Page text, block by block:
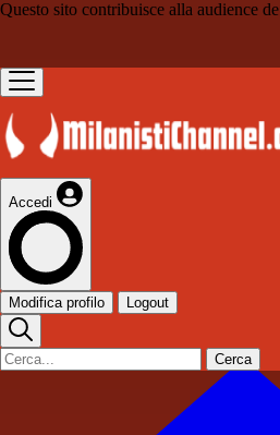
Questo sito contribuisce alla audience de
Accedi
Modifica profilo Logout
Cerca